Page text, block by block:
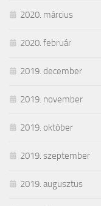
2020. március
2020. február
2019. december
2019. november
2019. október
2019. szeptember
2019. augusztus